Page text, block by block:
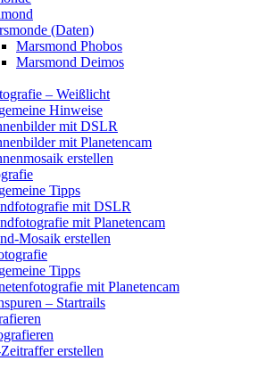
(Daten)
Marsmond Phobos
Marsmond Deimos
– Weißlicht
Hinweise
mit DSLR
mit Planetencam
erstellen
Tipps
mit DSLR
mit Planetencam
Mosaik erstellen
Tipps
mit Planetencam
– Startrails
erstellen